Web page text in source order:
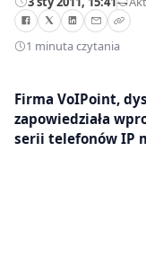
1 minuta czytania
Firma VoIPoint,
zapowiedziała
serii telefonów IP